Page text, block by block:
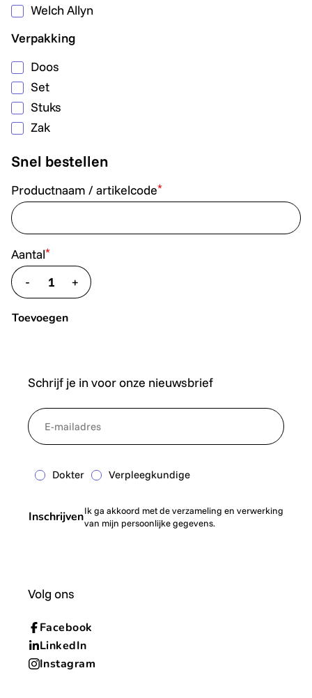
Welch Allyn
Verpakking
Doos
Set
Stuks
Zak
Snel bestellen
Productnaam / artikelcode*
Aantal*
-translate.decrease
+translate.increase
Toevoegen
Schrijf je in voor onze nieuwsbrief
NewsletterEmail
Dokter Verpleegkundige
InschrijvenIk ga akkoord met de verzameling en verwerking
van mijn persoonlijke gegevens.
Volg ons
Facebook
LinkedIn
Instagram